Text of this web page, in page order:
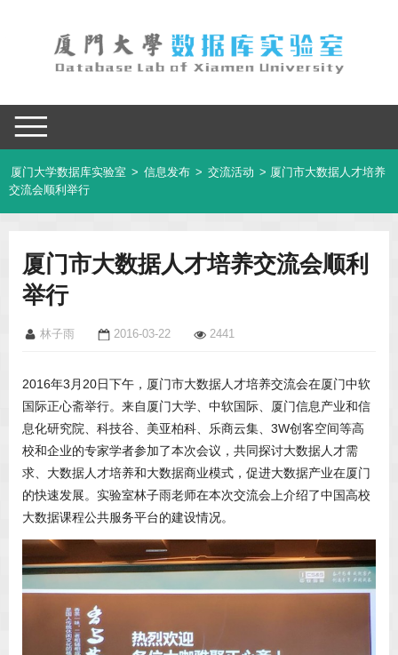
厦门大学数据库实验室 > 信息发布 > 交流活动 > 厦门市大数据人才培养
交流会顺利举行
厦门市大数据人才培养交流会顺利
举行
林子雨 2016-03-22 2441
2016年3月20日下午，厦门市大数据人才培养交流会在厦门中软
国际正心斋举行。来自厦门大学、中软国际、厦门信息产业和信
息化研究院、科技谷、美亚柏科、乐商云集、3W创客空间等高
校和企业的专家学者参加了本次会议，共同探讨大数据人才需
求、大数据人才培养和大数据商业模式，促进大数据产业在厦门
的快速发展。实验室林子雨老师在本次交流会上介绍了中国高校
大数据课程公共服务平台的建设情况。